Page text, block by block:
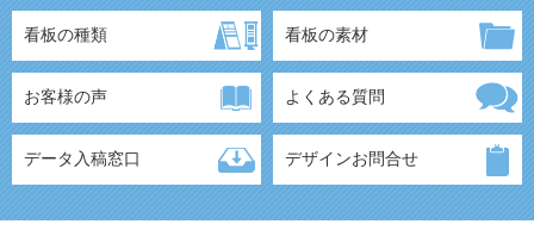
看板の種類 看板の素材
お客様の声 よくある質問
データ入稿窓口 デザインお問合せ